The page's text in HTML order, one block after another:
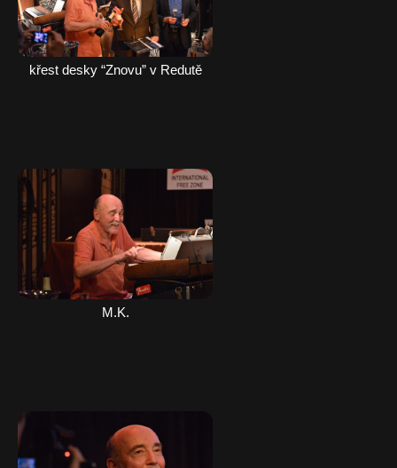
křest desky “Znovu” v Redutě
M.K.